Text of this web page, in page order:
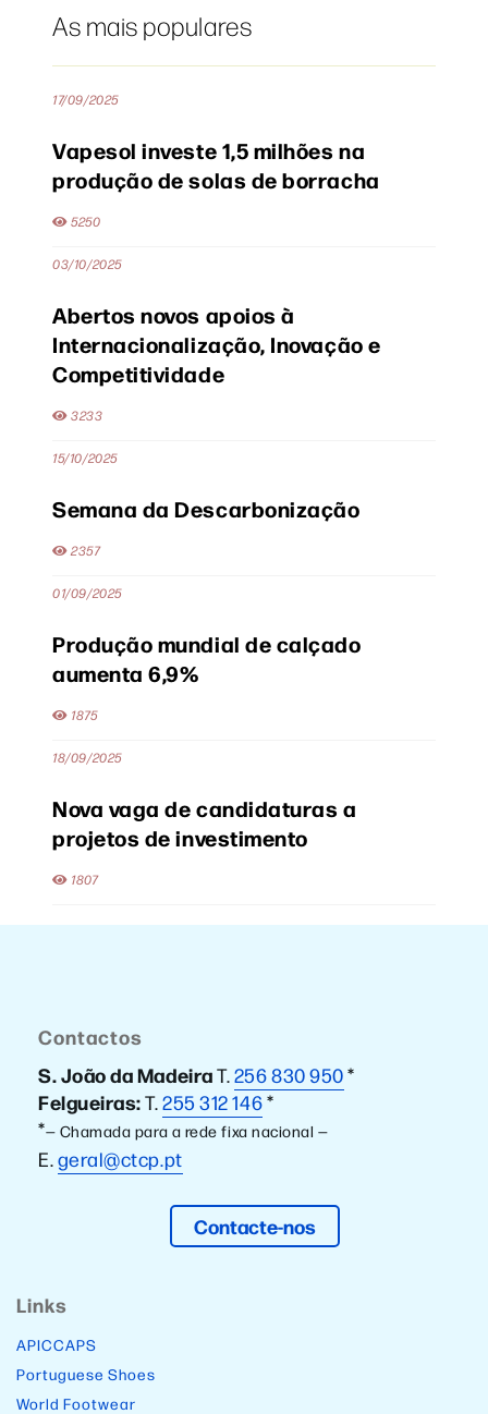
As mais populares
17/09/2025
Vapesol investe 1,5 milhões na
produção de solas de borracha
5250
03/10/2025
Abertos novos apoios à
Internacionalização, Inovação e
Competitividade
3233
15/10/2025
Semana da Descarbonização
2357
01/09/2025
Produção mundial de calçado
aumenta 6,9%
1875
18/09/2025
Nova vaga de candidaturas a
projetos de investimento
1807
Contactos
S. João da MadeiraT.256 830 950*
Felgueiras:T.255 312 146*
*— Chamada para a rede fixa nacional —
E.geral@ctcp.pt
Contacte-nos
Links
APICCAPS
Portuguese Shoes
World Footwear